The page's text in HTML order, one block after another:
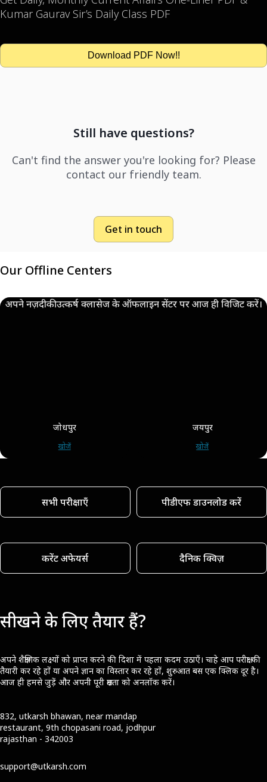
Kumar Gaurav Sir’s Daily Class PDF
Download PDF Now!!
Still have questions?
Can't find the answer you're looking for? Please
contact our friendly team.
Get in touch
Our Offline Centers
अपने नज़दीकी उत्कर्ष क्लासेज के ऑफलाइन सेंटर पर आज ही विजिट करें।
जोधपुर
खोजें
जयपुर
खोजें
सभी परीक्षाएँ पीडीएफ डाउनलोड करें
करेंट अफेयर्स दैनिक क्विज़
सीखने के लिए तैयार हैं?
अपने शैक्षणिक लक्ष्यों को प्राप्त करने की दिशा में पहला कदम उठाएँ। चाहे आप परीक्षा की
तैयारी कर रहे हों या अपने ज्ञान का विस्तार कर रहे हों, शुरुआत बस एक क्लिक दूर है।
आज ही हमसे जुड़ें और अपनी पूरी क्षमता को अनलॉक करें।
832, utkarsh bhawan, near mandap
restaurant, 9th chopasani road, jodhpur
rajasthan - 342003
support@utkarsh.com